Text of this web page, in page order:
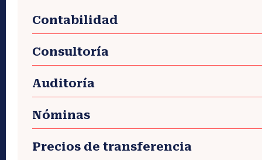
Contabilidad
Consultoría
Auditoría
Nóminas
Precios de transferencia